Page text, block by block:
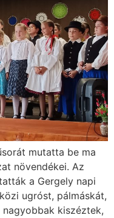
mutatta be ma
növendékei. Az
a Gergely napi
ugróst, pálmáskát,
kiszéztek,